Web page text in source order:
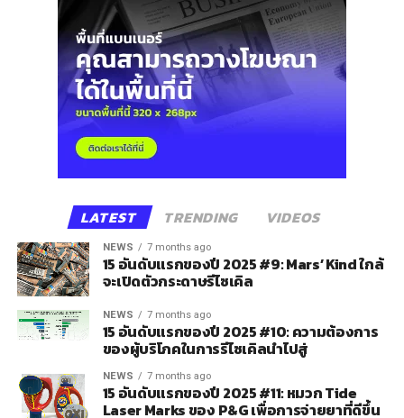
LATEST TRENDING VIDEOS
NEWS 7 months ago
15 อันดับแรกของปี 2025 #9: Mars’ Kind ใกล้
จะเปิดตัวกระดาษรีไซเคิล
NEWS 7 months ago
15 อันดับแรกของปี 2025 #10: ความต้องการ
ของผู้บริโภคในการรีไซเคิลนำไปสู่
NEWS 7 months ago
15 อันดับแรกของปี 2025 #11: หมวก Tide
Laser Marks ของ P&G เพื่อการจ่ายยาที่ดีขึ้น